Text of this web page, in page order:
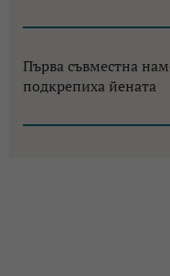
Първа съвместна
подкрепиха йената